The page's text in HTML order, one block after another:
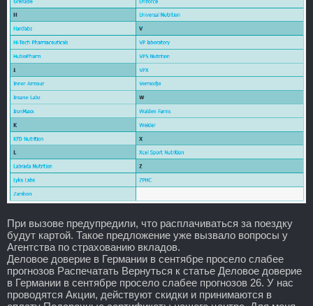
При вызове предупредили, что расплачиваться за поездку
будут картой. Такое предложение уже вызвало вопросы у
Агентства по страхованию вкладов.
Деловое доверие в Германии в сентябре просело слабее
прогнозов Распечатать Вернуться к статье Деловое доверие
в Германии в сентябре просело слабее прогнозов 26. У нас
проводятся Акции, действуют скидки и принимаются в